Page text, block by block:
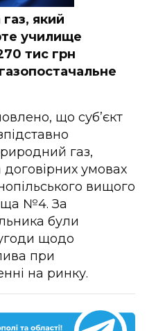
який
училище
тис грн
що суб’єкт
газ,
умовах
вищого
№4. За
були
щодо
при
на ринку.